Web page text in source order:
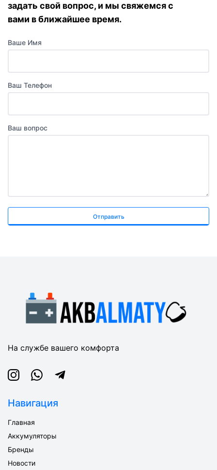
задать свой вопрос, и мы свяжемся с
вами в ближайшее время.
Ваше Имя
Ваш Телефон
Ваш вопрос
Отправить
На службе вашего комфорта
InstagramWhatsappTelegram
Навигация
Главная
Аккумуляторы
Бренды
Новости